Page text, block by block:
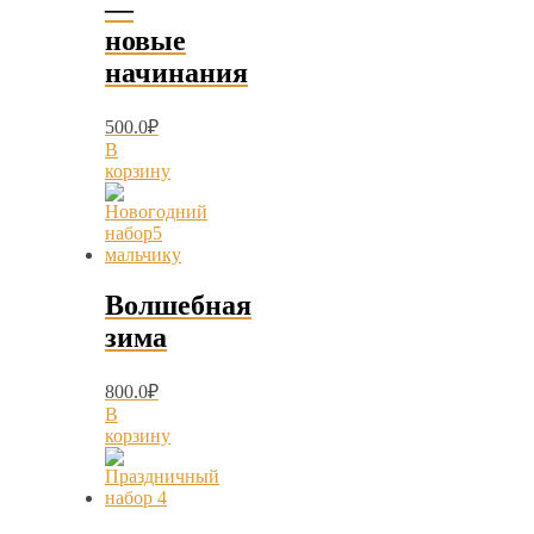
—
новые
начинания
500.0₽
В
корзину
Волшебная
зима
800.0₽
В
корзину